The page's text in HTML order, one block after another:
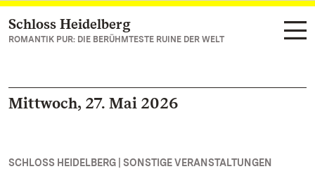
Zum Hauptinhalt springen
Schloss Heidelberg
ROMANTIK PUR: DIE BERÜHMTESTE RUINE DER WELT
Mittwoch, 27. Mai 2026
SCHLOSS HEIDELBERG | SONSTIGE VERANSTALTUNGEN